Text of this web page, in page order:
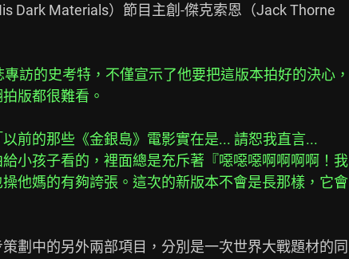
Dark Materials）節目主創-傑克索恩（Jack Thorne
訪的史考特，不僅宣示了他要把這版本拍好的決心，
版都很難看。
前的那些《金銀島》電影實在是... 請恕我直言...
小孩子看的，裡面總是充斥著『噁噁噁啊啊啊啊！我
他媽的有夠誇張。這次的新版本不會是長那樣，它會
劃中的另外兩部項目，分別是一次世界大戰題材的同